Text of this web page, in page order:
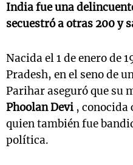
India fue una
secuestró a otras 200 y
Nacida el 1 de enero de
Pradesh, en el seno de
Parihar aseguró que su
Phoolan Devi , conocida
quien también fue
política.